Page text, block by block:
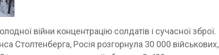
війни концентрацію солдатів і сучасної зброї.
Столтенберга, Росія розгорнула 30 000 військових,